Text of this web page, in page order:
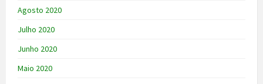
Agosto 2020
Julho 2020
Junho 2020
Maio 2020